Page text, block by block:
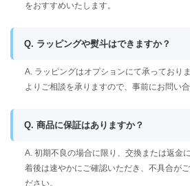
をおすすめいたします。
Q. ラッピングや熨斗はできますか？
A. ラッピングはオプションにて承っており
よりご相談を承りますので、事前にお問い合
Q. 商品に保証はありますか？
A. 初期不良の場合に限り、交換または返金
着後は速やかにご確認いただき、不具合が
ださい。